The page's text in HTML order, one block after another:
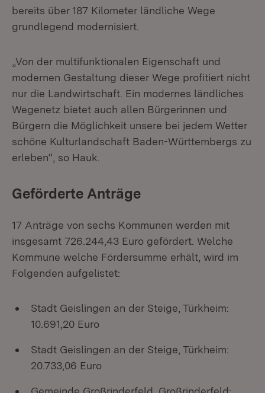
bereits über 187 Kilometer ländliche Wege
grundlegend modernisiert.
„Von der multifunktionalen Eigenschaft und
modernen Gestaltung dieser Wege profitiert nicht
nur die Landwirtschaft. Ein modernes ländliches
Wegenetz bietet auch allen Bürgerinnen und
Bürgern die Möglichkeit unsere bei jedem Wetter
schöne Kulturlandschaft Baden-Württembergs zu
erleben“, so Hauk.
Geförderte Anträge
17 Anträge von sechs Kommunen werden mit
insgesamt 726.244,43 Euro gefördert. Welche
Kommune welche Fördersumme erhält, wird im
Folgenden aufgelistet:
Stadt Geislingen an der Steige, Türkheim:
10.691,20 Euro
Stadt Geislingen an der Steige, Türkheim:
20.733,06 Euro